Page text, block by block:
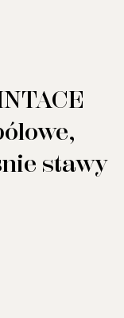
stawy